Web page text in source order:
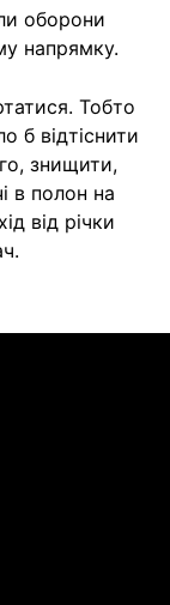
оборони
напрямку.
Тобто
б відтіснити
знищити,
в полон на
від річки